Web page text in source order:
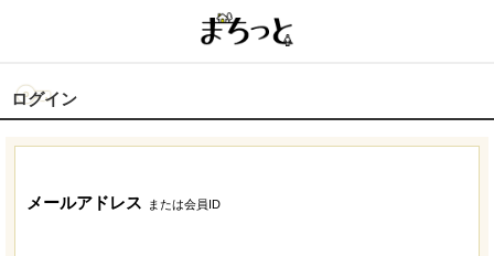
ログイン
メールアドレス または会員ID